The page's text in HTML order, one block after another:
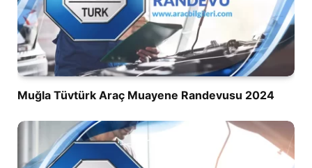
Muğla Tüvtürk Araç Muayene Randevusu 2024